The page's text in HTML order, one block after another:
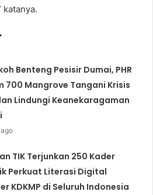
katanya.
Benteng Pesisir Dumai, PHR
700 Mangrove Tangani Krisis
Lindungi Keanekaragaman
TIK Terjunkan 250 Kader
Perkuat Literasi Digital
KDKMP di Seluruh Indonesia